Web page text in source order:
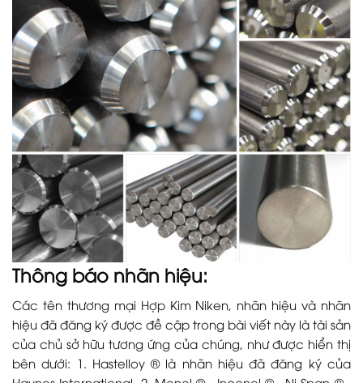
Thông báo nhãn hiệu:
Các tên thương mại Hợp Kim Niken, nhãn hiệu và nhãn
hiệu đã đăng ký được đề cập trong bài viết này là tài sản
của chủ sở hữu tương ứng của chúng, như được hiển thị
bên dưới: 1. Hastelloy ® là nhãn hiệu đã đăng ký của